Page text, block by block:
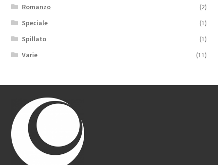
Romanzo
(2)
Speciale
(1)
Spillato
(1)
Varie
(11)